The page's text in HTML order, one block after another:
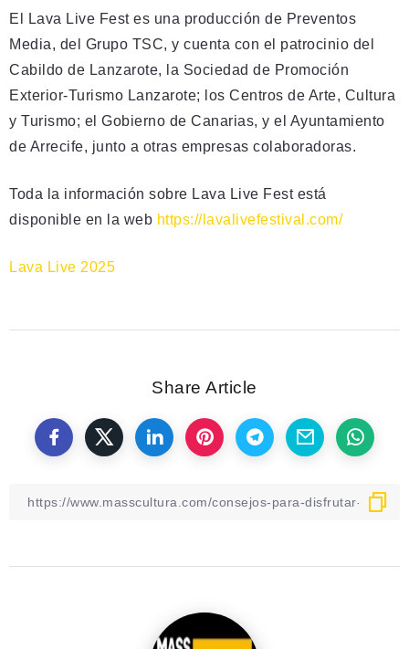
El Lava Live Fest es una producción de Preventos
Media, del Grupo TSC, y cuenta con el patrocinio del
Cabildo de Lanzarote, la Sociedad de Promoción
Exterior-Turismo Lanzarote; los Centros de Arte, Cultura
y Turismo; el Gobierno de Canarias, y el Ayuntamiento
de Arrecife, junto a otras empresas colaboradoras.
Toda la información sobre Lava Live Fest está
disponible en la web https://lavalivefestival.com/
Lava Live 2025
Share Article